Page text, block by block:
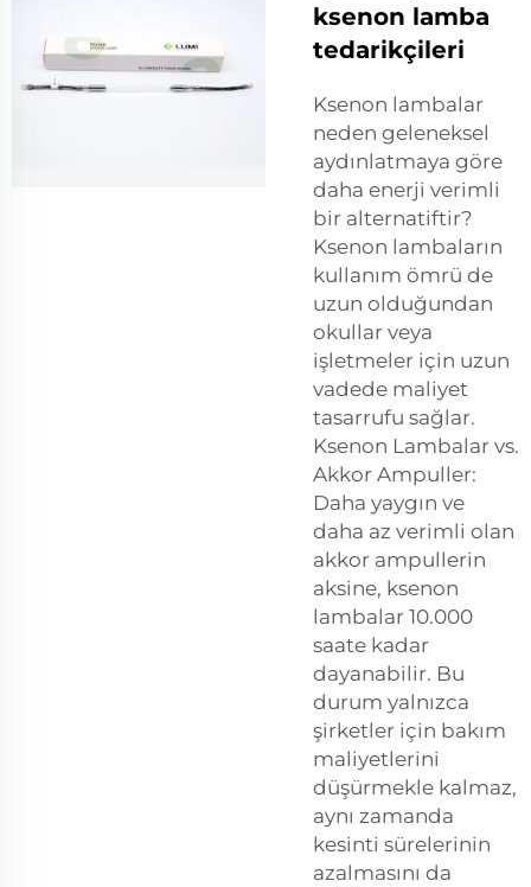
ksenon lamba
tedarikçileri
Ksenon lambalar
neden geleneksel
aydınlatmaya göre
daha enerji verimli
bir alternatiftir?
Ksenon lambaların
kullanım ömrü de
uzun olduğundan
okullar veya
işletmeler için uzun
vadede maliyet
tasarrufu sağlar.
Ksenon Lambalar vs.
Akkor Ampuller:
Daha yaygın ve
daha az verimli olan
akkor ampullerin
aksine, ksenon
lambalar 10.000
saate kadar
dayanabilir. Bu
durum yalnızca
şirketler için bakım
maliyetlerini
düşürmekle kalmaz,
aynı zamanda
kesinti sürelerinin
azalmasını da